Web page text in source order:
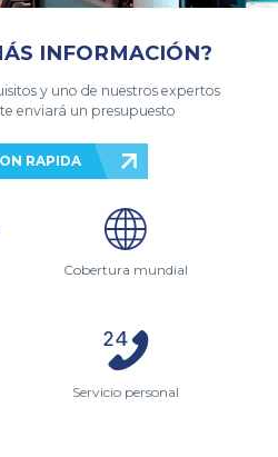
INFORMACIÓN?
y uno de nuestros expertos
enviará un presupuesto
RAPIDA
Cobertura mundial
Servicio personal